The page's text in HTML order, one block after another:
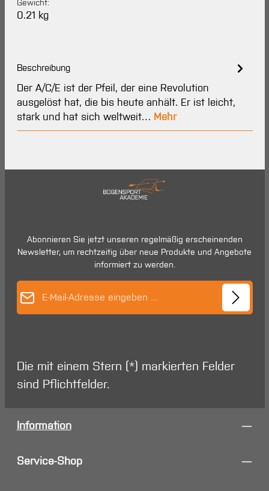
Gewicht:
0.21 kg
Beschreibung
Der A/C/E ist der Pfeil, der eine Revolution
ausgelöst hat, die bis heute anhält. Er ist leicht,
stark und hat sich weltweit… Mehr
Abonnieren Sie jetzt unseren regelmäßig erscheinenden
Newsletter, um rechtzeitig über neue Produkte und Angebote
informiert zu werden.
Die mit einem Stern (*) markierten Felder
sind Pflichtfelder.
Information
Service-Shop